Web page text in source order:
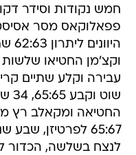
חמש נקודות וסידר
פפאלוקאס מסר
וקצ'מן החטיאו
עבירה וקלע שתיים
החטיאה ומקאלב רץ
65:67 לפרטיזן,
לנצח בשלשה, הכדור